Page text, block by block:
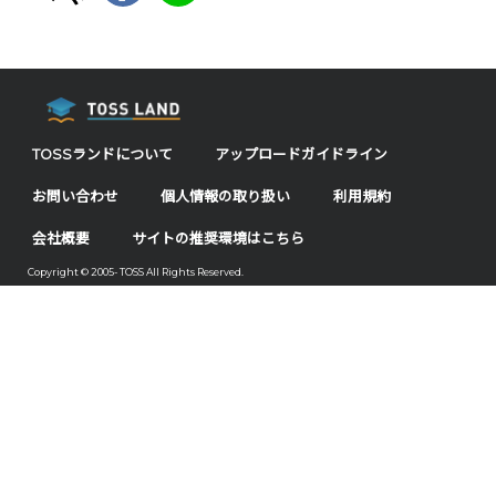
TOSSランドについて アップロードガイドライン
お問い合わせ 個人情報の取り扱い 利用規約
会社概要 サイトの推奨環境はこちら
Copyright © 2005- TOSS All Rights Reserved.